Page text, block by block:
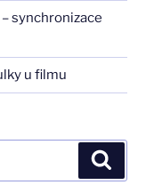
synchronizace
u filmu